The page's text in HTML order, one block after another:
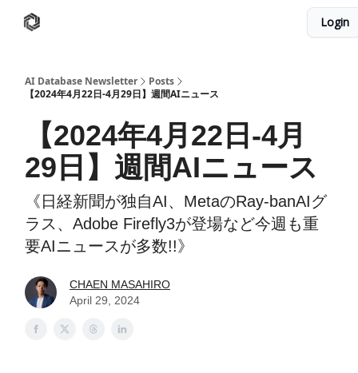
Login
AI Database Newsletter
Posts
【2024年4月22日-4月29日】週間AIニュース
【2024年4月22日-4月
29日】週間AIニュース
《日経新聞が独自AI、MetaのRay-banAIグ
ラス、Adobe Firefly3が登場など今週も重
要AIニュースが多数!!》
CHAEN MASAHIRO
April 29, 2024